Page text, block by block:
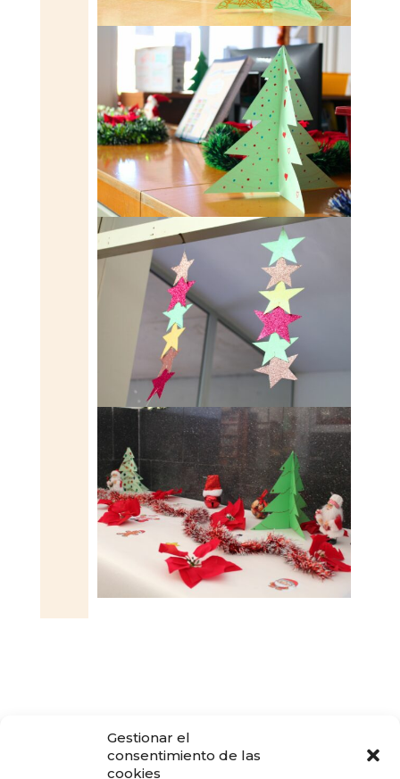
Gestionar el
consentimiento de las
cookies